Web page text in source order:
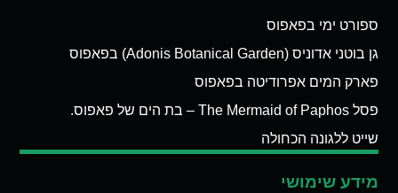
ספורט ימי בפאפוס
גן בוטני אדוניס (Adonis Botanical Garden) בפאפוס
פארק המים אפרודיטה בפאפוס
פסל The Mermaid of Paphos – בת הים של פאפוס.
שייט ללגונה הכחולה
מידע שימושי